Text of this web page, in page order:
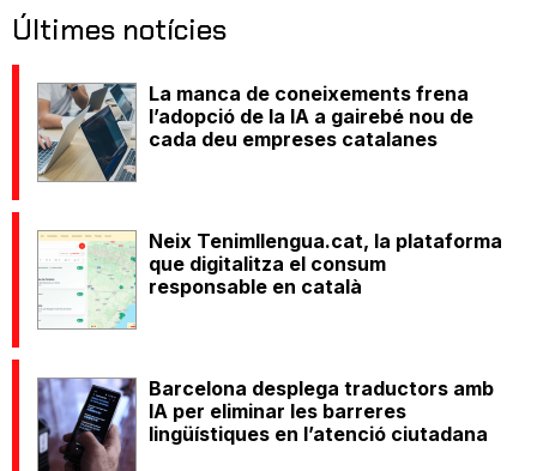
Últimes notícies
La manca de coneixements frena
l’adopció de la IA a gairebé nou de
cada deu empreses catalanes
Neix Tenimllengua.cat, la plataforma
que digitalitza el consum
responsable en català
Barcelona desplega traductors amb
IA per eliminar les barreres
lingüístiques en l’atenció ciutadana